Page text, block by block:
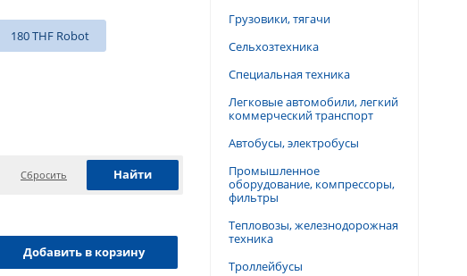
180 THF Robot
Сбросить
Добавить в корзину
Грузовики, тягачи
Сельхозтехника
Специальная техника
Легковые автомобили, легкий
коммерческий транспорт
Автобусы, электробусы
Промышленное
оборудование, компрессоры,
фильтры
Тепловозы, железнодорожная
техника
Троллейбусы